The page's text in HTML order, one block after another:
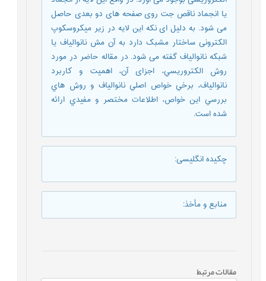
یا انجماد ناقص جت روی صفحه های دو بعدی حاصل
می شود. به دلیل ای نکه این لایه در زير میکروسکوپ
الکترونی ساختار مشبک دارد به آن مش نانوالیاف یا
شبکه نانوالیاف گفته می شود. در مقاله حاضر در مورد
روش الکتروريسي، اجزای آن، اهميت و کاربرد
نانوالياف، برخي خواص اصلي نانوالياف و روش هاي
بررسي اين خواص، اطلاعات مختصر و مفيدي ارائه
شده است.
چکیده انگلیسی:
منابع و مأخذ:
مقالات مرتبط